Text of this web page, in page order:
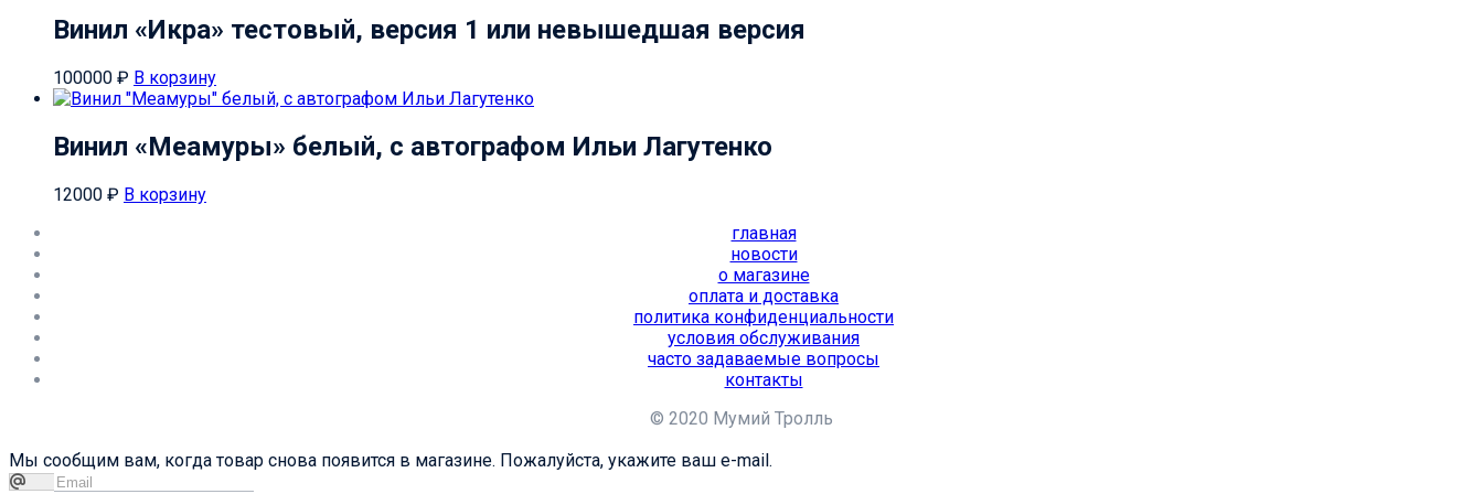
Винил «Икра» тестовый, версия 1 или невышедшая версия
100000 ₽ В корзину
Винил «Меамуры» белый, с автографом Ильи Лагутенко
12000 ₽ В корзину
главная
новости
о магазине
оплата и доставка
политика конфиденциальности
условия обслуживания
часто задаваемые вопросы
контакты
© 2020 Мумий Тролль
Мы сообщим вам, когда товар снова появится в магазине. Пожалуйста, укажите ваш e-mail.